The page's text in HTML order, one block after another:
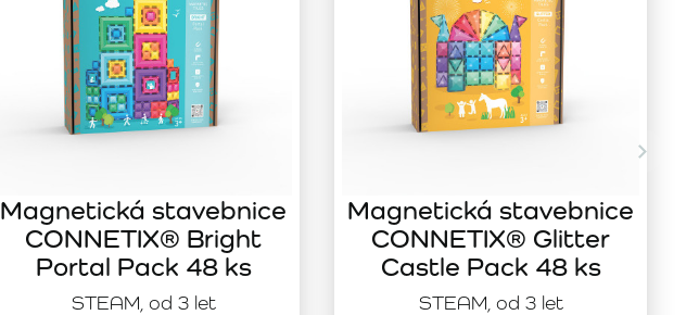
STEAM, od 3 let
Magnetická stavebnice
CONNETIX® Bright
Portal Pack 48 ks
STEAM, od 3 let
Magnetická stavebnice
CONNETIX® Glitter
Castle Pack 48 ks